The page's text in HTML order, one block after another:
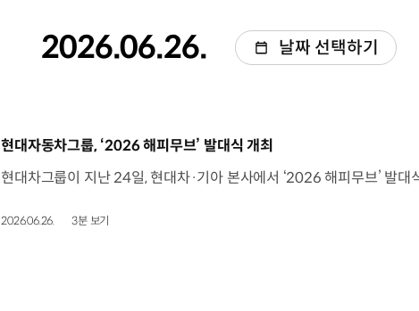
2026.06.26. 날짜 선택하기
[동영상]
현대자동차그룹, ‘2026 해피무브’ 발대식 개최
2026.06.26. 3분 보기